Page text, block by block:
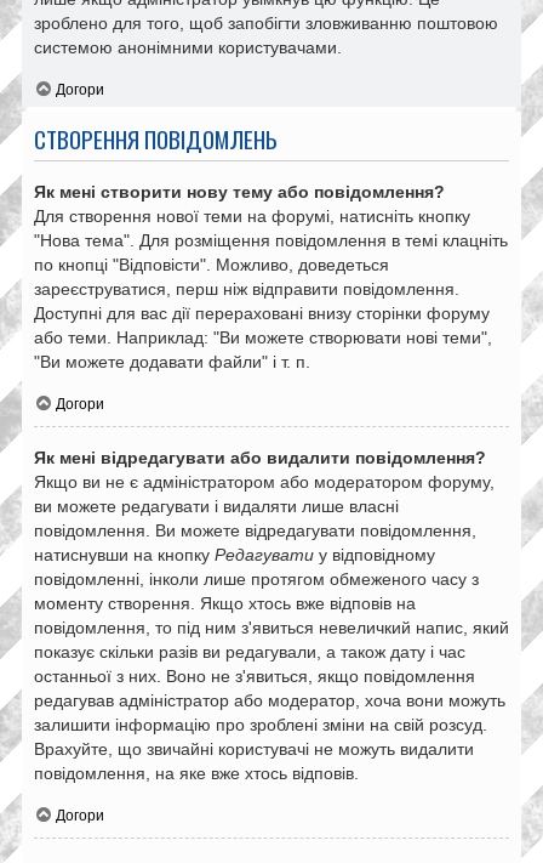
зроблено для того, щоб запобігти зловживанню поштовою
системою анонімними користувачами.
Догори
СТВОРЕННЯ ПОВІДОМЛЕНЬ
Як мені створити нову тему або повідомлення?
Для створення нової теми на форумі, натисніть кнопку
"Нова тема". Для розміщення повідомлення в темі клацніть
по кнопці "Відповісти". Можливо, доведеться
зареєструватися, перш ніж відправити повідомлення.
Доступні для вас дії перераховані внизу сторінки форуму
або теми. Наприклад: "Ви можете створювати нові теми",
"Ви можете додавати файли" і т. п.
Догори
Як мені відредагувати або видалити повідомлення?
Якщо ви не є адміністратором або модератором форуму,
ви можете редагувати і видаляти лише власні
повідомлення. Ви можете відредагувати повідомлення,
натиснувши на кнопку Редагувати у відповідному
повідомленні, інколи лише протягом обмеженого часу з
моменту створення. Якщо хтось вже відповів на
повідомлення, то під ним з'явиться невеличкий напис, який
показує скільки разів ви редагували, а також дату і час
останньої з них. Воно не з'явиться, якщо повідомлення
редагував адміністратор або модератор, хоча вони можуть
залишити інформацію про зроблені зміни на свій розсуд.
Врахуйте, що звичайні користувачі не можуть видалити
повідомлення, на яке вже хтось відповів.
Догори